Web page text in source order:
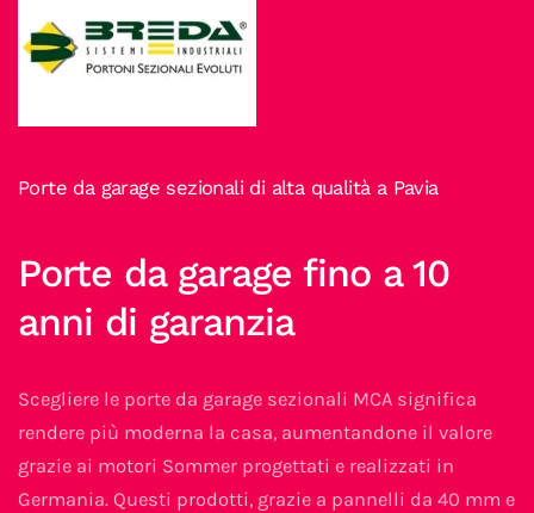
Porte da garage sezionali di alta qualità a Pavia
Porte da garage fino a 10
anni di garanzia
Scegliere le porte da garage sezionali MCA significa
rendere più moderna la casa, aumentandone il valore
grazie ai motori Sommer progettati e realizzati in
Germania. Questi prodotti, grazie a pannelli da 40 mm e